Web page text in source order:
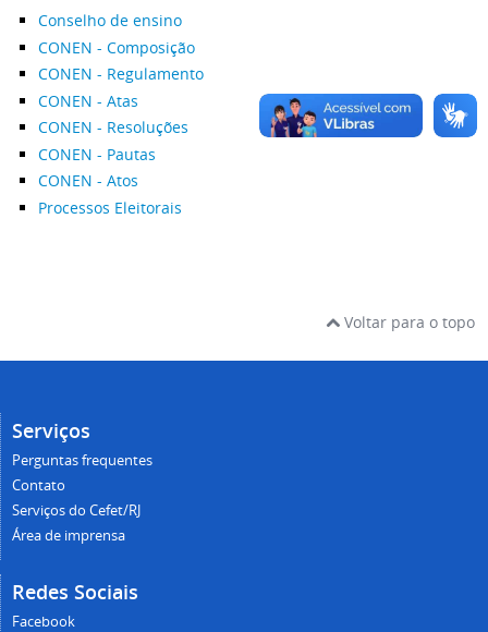
Conselho de ensino
CONEN - Composição
CONEN - Regulamento
CONEN - Atas
CONEN - Resoluções
CONEN - Pautas
CONEN - Atos
Processos Eleitorais
Voltar para o topo
Serviços
Perguntas frequentes
Contato
Serviços do Cefet/RJ
Área de imprensa
Redes Sociais
Facebook